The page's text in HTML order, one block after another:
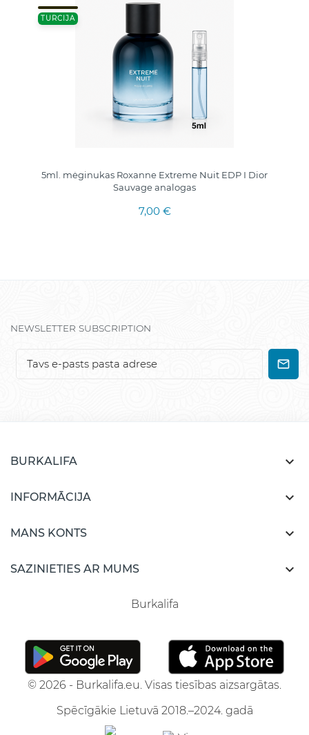
TURCIJA
5ml. mėginukas Roxanne Extreme Nuit EDP I Dior
Sauvage analogas
7,00 €
NEWSLETTER SUBSCRIPTION
BURKALIFA 
INFORMĀCIJA 
MANS KONTS 
SAZINIETIES AR MUMS 
Burkalifa
© 2026 - Burkalifa.eu. Visas tiesības aizsargātas.
Spēcīgākie Lietuvā 2018.–2024. gadā